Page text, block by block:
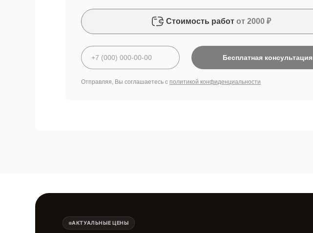
Стоимость работ от 2000 ₽
Бесплатная консультация
Отправляя, Вы соглашаетесь с политикой конфиденциальности
АКТУАЛЬНЫЕ ЦЕНЫ